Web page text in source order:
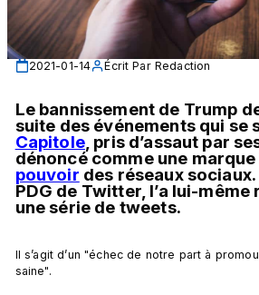
2021-01-14 Écrit Par Redaction
Le bannissement de Trump
Capitole, pris d’assaut par
pouvoir des réseaux
PDG de Twitter, l’a lui-même
une série de tweets.
Il s’agit d’un "échec de notre part à
saine".